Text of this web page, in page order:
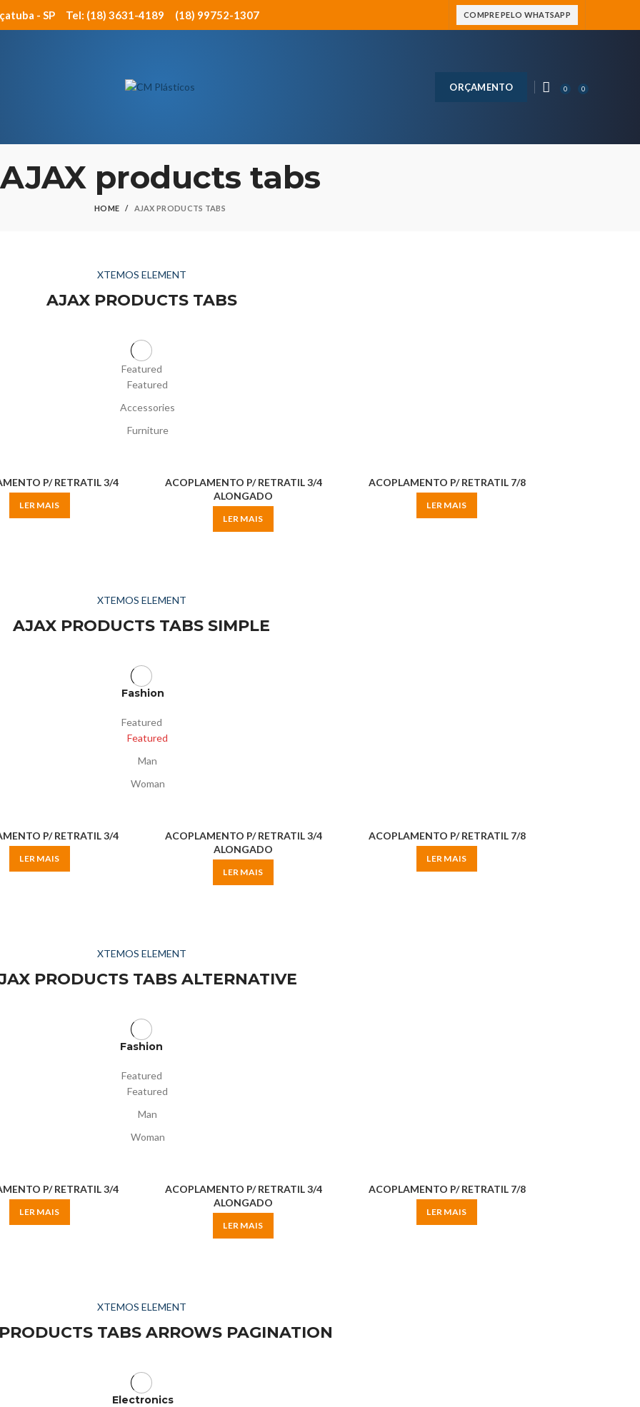
- SP Tel: (18) 3631-4189 (18) 99752-1307 COMPRE PELO WHATSAPP
ORÇAMENTO 0 0
AJAX products tabs
HOME AJAX PRODUCTS TABS
XTEMOS ELEMENT
AJAX PRODUCTS TABS
Featured
Featured
Accessories
Furniture
P/ RETRATIL 3/4
LER MAIS
ACOPLAMENTO P/ RETRATIL 3/4
ALONGADO
LER MAIS
ACOPLAMENTO P/ RETRATIL 7/8
LER MAIS
XTEMOS ELEMENT
AJAX PRODUCTS TABS SIMPLE
Fashion
Featured
Featured
Man
Woman
P/ RETRATIL 3/4
LER MAIS
ACOPLAMENTO P/ RETRATIL 3/4
ALONGADO
LER MAIS
ACOPLAMENTO P/ RETRATIL 7/8
LER MAIS
XTEMOS ELEMENT
PRODUCTS TABS ALTERNATIVE
Fashion
Featured
Featured
Man
Woman
P/ RETRATIL 3/4
LER MAIS
ACOPLAMENTO P/ RETRATIL 3/4
ALONGADO
LER MAIS
ACOPLAMENTO P/ RETRATIL 7/8
LER MAIS
XTEMOS ELEMENT
TABS ARROWS PAGINATION
Electronics